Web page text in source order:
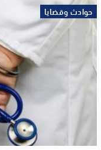
حوادث وقضايا